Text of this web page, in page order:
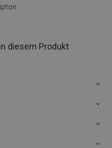
diesem Produkt